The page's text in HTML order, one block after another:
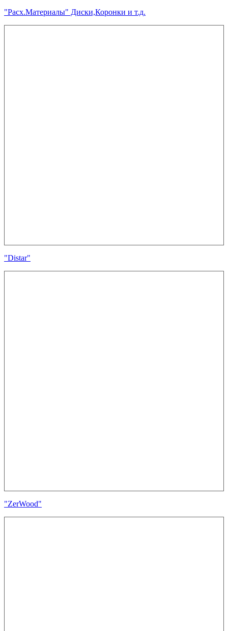
"Расх.Материалы" Диски,Коронки и т.д.
"Distar"
"ZerWood"